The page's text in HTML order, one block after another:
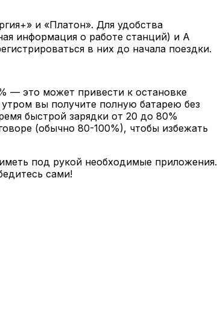
и «Платон». Для удобства
информация о работе станций) и A
в них до начала поездки.
— это может привести к остановке
вы получите полную батарею без
быстрой зарядки от 20 до 80%
(обычно 80-100%), чтобы избежать
под рукой необходимые приложения.
сами!